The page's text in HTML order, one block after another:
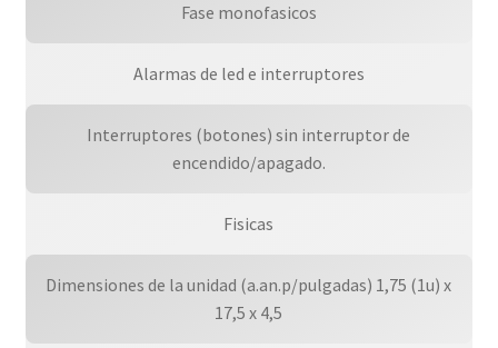
Fase monofasicos
Alarmas de led e interruptores
Interruptores (botones) sin interruptor de
encendido/apagado.
Fisicas
Dimensiones de la unidad (a.an.p/pulgadas) 1,75 (1u) x
17,5 x 4,5